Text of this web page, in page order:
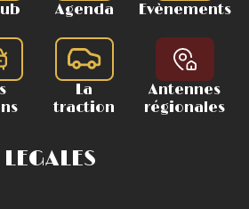
Agenda Evènements
La
traction
Antennes
régionales
LEGALES